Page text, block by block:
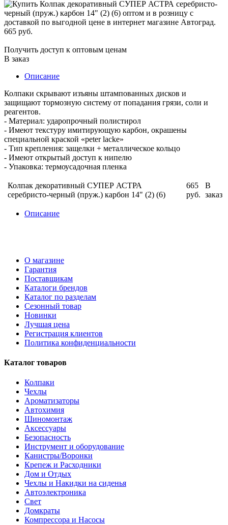
665 руб.
Получить доступ к оптовым ценам
В заказ
Описание
Колпаки скрывают изъяны штампованных дисков и
защищают тормозную систему от попадания грязи, соли и
реагентов.
- Материал: ударопрочный полистирол
- Имеют текстуру имитирующую карбон, окрашены
специальной краской «peter lacke»
- Тип крепления: защелки + металлическое кольцо
- Имеют открытый доступ к нипелю
- Упаковка: термоусадочная пленка
Колпак декоративный СУПЕР АСТРА
серебристо-черный (пруж.) карбон 14" (2) (6)
665
руб.
В
заказ
Описание
О магазине
Гарантия
Поставщикам
Каталоги брендов
Каталог по разделам
Сезонный товар
Новинки
Лучшая цена
Регистрация клиентов
Политика конфиденциальности
Каталог товаров
Колпаки
Чехлы
Ароматизаторы
Автохимия
Шиномонтаж
Аксессуары
Безопасность
Инструмент и оборудование
Канистры/Воронки
Крепеж и Расходники
Дом и Отдых
Чехлы и Накидки на сиденья
Автоэлектроника
Свет
Домкраты
Компрессора и Насосы